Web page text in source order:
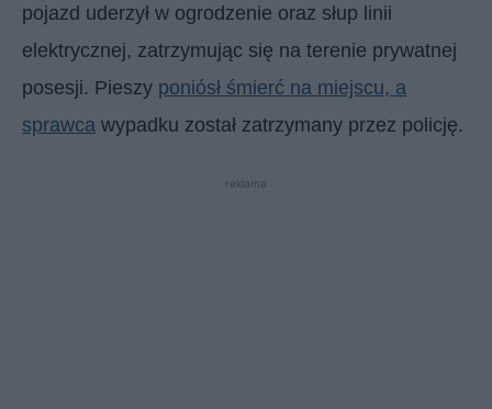
pojazd uderzył w ogrodzenie oraz słup linii
elektrycznej, zatrzymując się na terenie prywatnej
posesji. Pieszy poniósł śmierć na miejscu, a
sprawca wypadku został zatrzymany przez policję.
reklama